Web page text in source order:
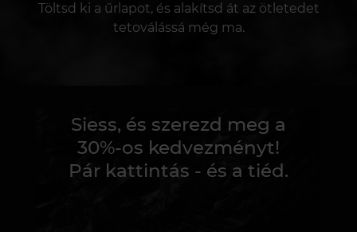
Töltsd ki a űrlapot, és alakítsd át az ötletedet
tetoválássá még ma.
Siess, és szerezd meg a
30%-os kedvezményt!
Pár kattintás - és a tiéd.